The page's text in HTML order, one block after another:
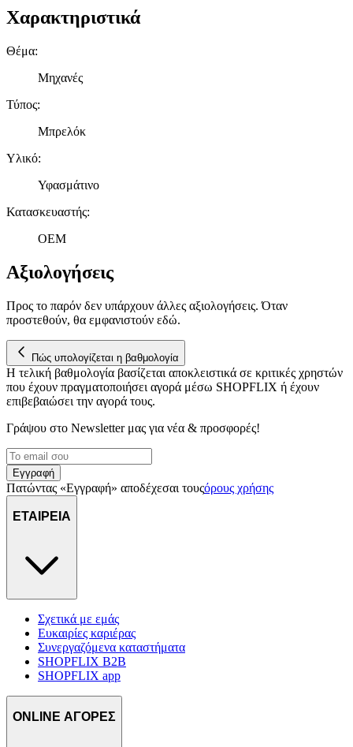
Χαρακτηριστικά
Θέμα:
Μηχανές
Τύπος:
Μπρελόκ
Υλικό:
Υφασμάτινο
Κατασκευαστής:
OEM
Αξιολογήσεις
Προς το παρόν δεν υπάρχουν άλλες αξιολογήσεις. Όταν
προστεθούν, θα εμφανιστούν εδώ.
Πώς υπολογίζεται η βαθμολογία
Η τελική βαθμολογία βασίζεται αποκλειστικά σε κριτικές χρηστών
που έχουν πραγματοποιήσει αγορά μέσω SHOPFLIX ή έχουν
επιβεβαιώσει την αγορά τους.
Γράψου στο Νewsletter μας για νέα & προσφορές!
Εγγραφή
Πατώντας «Εγγραφή» αποδέχεσαι τουςόρους χρήσης
ΕΤΑΙΡΕΙΑ
Σχετικά με εμάς
Ευκαιρίες καριέρας
Συνεργαζόμενα καταστήματα
SHOPFLIX B2B
SHOPFLIX app
ONLINE ΑΓΟΡΕΣ